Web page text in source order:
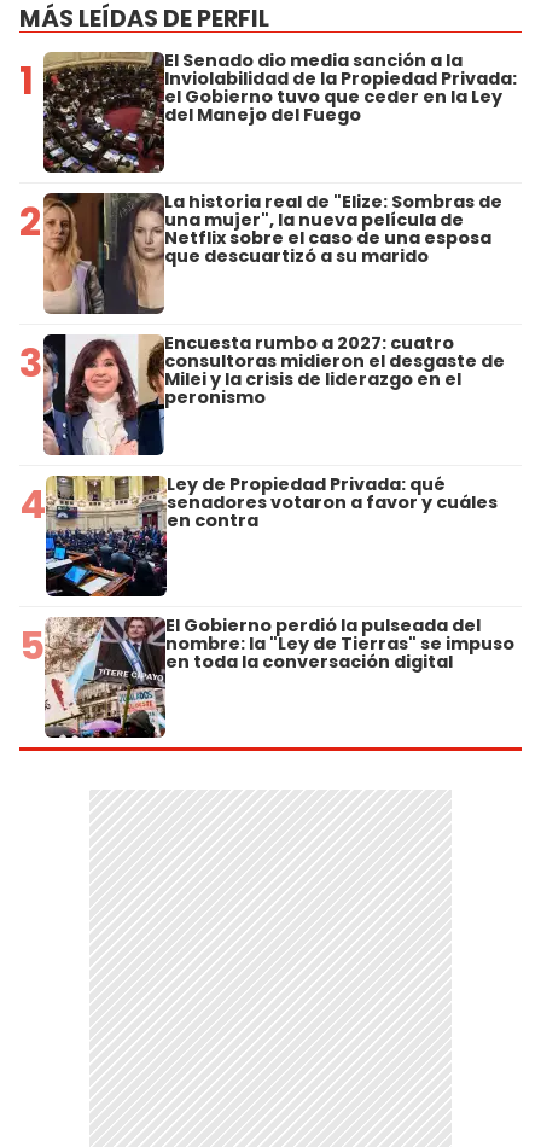
MÁS LEÍDAS DE PERFIL
1 El Senado dio media sanción a la
Inviolabilidad de la Propiedad Privada:
el Gobierno tuvo que ceder en la Ley
del Manejo del Fuego
2 La historia real de "Elize: Sombras de
una mujer", la nueva película de
Netflix sobre el caso de una esposa
que descuartizó a su marido
3 Encuesta rumbo a 2027: cuatro
consultoras midieron el desgaste de
Milei y la crisis de liderazgo en el
peronismo
4 Ley de Propiedad Privada: qué
senadores votaron a favor y cuáles
en contra
5 El Gobierno perdió la pulseada del
nombre: la "Ley de Tierras" se impuso
en toda la conversación digital